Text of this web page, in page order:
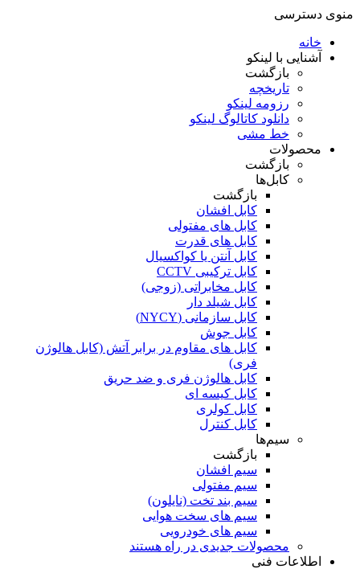
منوی دسترسی
خانه
آشنایی با لینکو
بازگشت
تاریخچه
رزومه لینکو
دانلود کاتالوگ لینکو
خط مشی
محصولات
بازگشت
کابل‌ها
بازگشت
کابل افشان
کابل های مفتولی
کابل های قدرت
کابل آنتن یا کواکسیال
کابل ترکیبی CCTV
کابل مخابراتی (زوجی)
کابل شیلد دار
کابل سازمانی (NYCY)
کابل جوش
کابل های مقاوم در برابر آتش (کابل هالوژن
فری)
کابل هالوژن فری و ضد حریق
کابل کیسه ای
کابل کولری
کابل کنترل
سیم‌ها
بازگشت
سیم افشان
سیم مفتولی
سیم بند تخت (نایلون)
سیم های سخت هوایی
سیم های خودرویی
محصولات جدیدی در راه ھستند
اطلاعات فنی